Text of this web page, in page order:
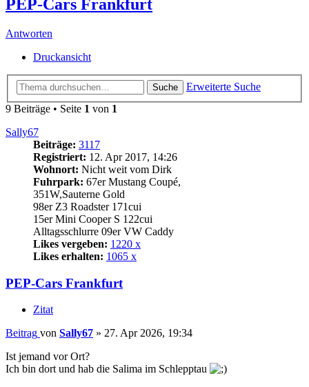
PEP-Cars Frankfurt
Antworten
Druckansicht
Suche
Erweiterte Suche
9 Beiträge • Seite 1 von 1
Sally67
Beiträge: 3117
Registriert: 12. Apr 2017, 14:26
Wohnort: Nicht weit vom Dirk
Fuhrpark: 67er Mustang Coupé,
351W,Sauterne Gold
98er Z3 Roadster 171cui
15er Mini Cooper S 122cui
Alltagsschlurre 09er VW Caddy
Likes vergeben: 1220 x
Likes erhalten: 1065 x
PEP-Cars Frankfurt
Zitat
Beitrag von Sally67 » 27. Apr 2026, 19:34
Ist jemand vor Ort?
Ich bin dort und hab die Salima im Schlepptau